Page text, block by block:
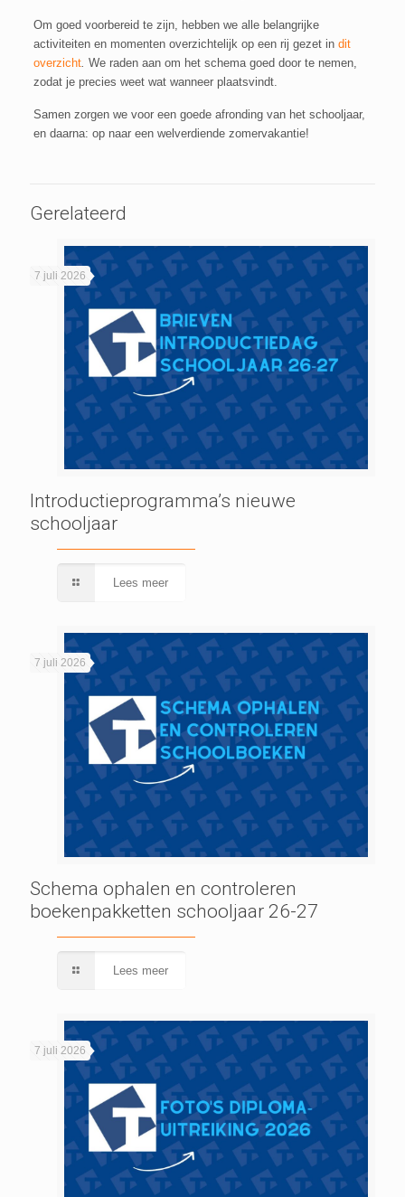
Om goed voorbereid te zijn, hebben we alle belangrijke
activiteiten en momenten overzichtelijk op een rij gezet in dit
overzicht. We raden aan om het schema goed door te nemen,
zodat je precies weet wat wanneer plaatsvindt.
Samen zorgen we voor een goede afronding van het schooljaar,
en daarna: op naar een welverdiende zomervakantie!
Gerelateerd
7 juli 2026
Introductieprogramma’s nieuwe
schooljaar
Lees meer
7 juli 2026
Schema ophalen en controleren
boekenpakketten schooljaar 26-27
Lees meer
7 juli 2026